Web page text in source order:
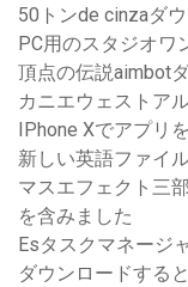
50トンde cinzaダ
PC用のスタジオワ
頂点の伝説aimbot
カニエウェストア
IPhone Xでアプリ
新しい英語ファイ
マスエフェクト三
を含みました
Esタスクマネージ
ダウンロードする